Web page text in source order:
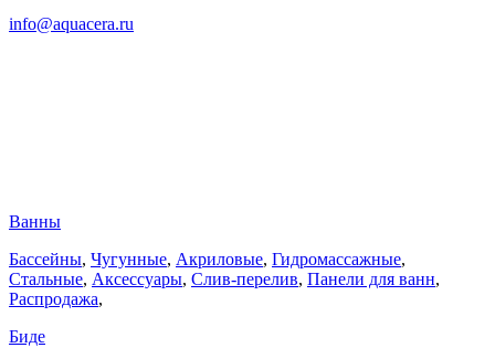
info@aquacera.ru
Ванны
Бассейны, Чугунные, Акриловые, Гидромассажные,
Стальные, Аксессуары, Слив-перелив, Панели для ванн,
Распродажа,
Биде